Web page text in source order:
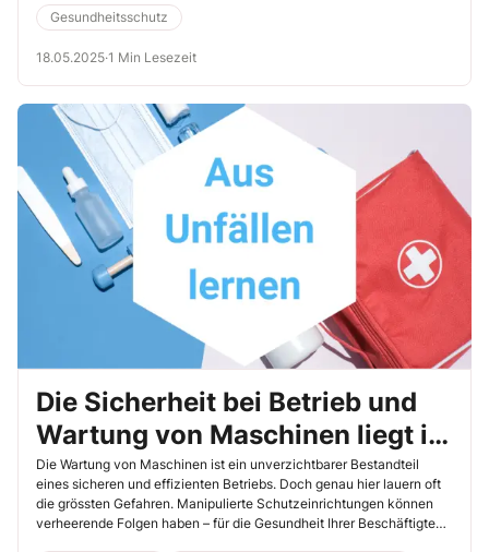
Gesundheitsschutz
18.05.2025·1 Min Lesezeit
Die Sicherheit bei Betrieb und
Wartung von Maschinen liegt in
Ihrer Verantwortung!
Die Wartung von Maschinen ist ein unverzichtbarer Bestandteil
eines sicheren und effizienten Betriebs. Doch genau hier lauern oft
die grössten Gefahren. Manipulierte Schutzeinrichtungen können
verheerende Folgen haben – für die Gesundheit Ihrer Beschäftigten